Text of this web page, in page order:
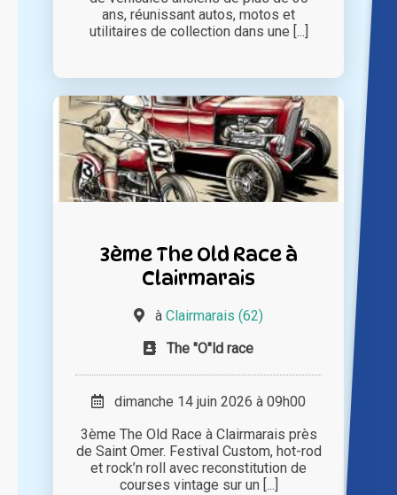
ans, réunissant autos, motos et
utilitaires de collection dans une [...]
3ème The Old Race à
Clairmarais
à Clairmarais (62)
The "O"ld race
dimanche 14 juin 2026 à 09h00
3ème The Old Race à Clairmarais près
de Saint Omer. Festival Custom, hot-rod
et rock’n roll avec reconstitution de
courses vintage sur un [...]